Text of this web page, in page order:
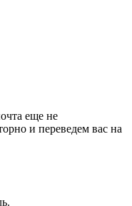
еще не
и переведем вас на